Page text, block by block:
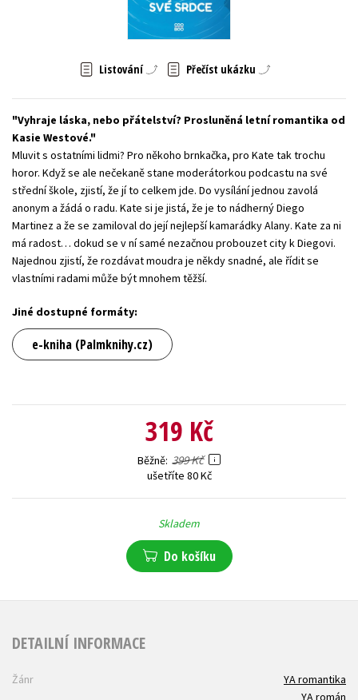
Zahraniční literatura
Všechny tituly
Listování Přečíst ukázku
Vyhraje láska, nebo přátelství? Prosluněná letní romantika od
Kasie Westové.
Mluvit s ostatními lidmi? Pro někoho brnkačka, pro Kate tak trochu
horor. Když se ale nečekaně stane moderátorkou podcastu na své
střední škole, zjistí, že jí to celkem jde. Do vysílání jednou zavolá
anonym a žádá o radu. Kate si je jistá, že je to nádherný Diego
Martinez a že se zamiloval do její nejlepší kamarádky Alany. Kate za ni
má radost… dokud se v ní samé nezačnou probouzet city k Diegovi.
Najednou zjistí, že rozdávat moudra je někdy snadné, ale řídit se
vlastními radami může být mnohem těžší.
Jiné dostupné formáty:
e-kniha (Palmknihy.cz)
319 Kč
Běžně 399 Kč
ušetříte 80 Kč
Skladem
Do košíku
DETAILNÍ INFORMACE
Žánr
YA romantika